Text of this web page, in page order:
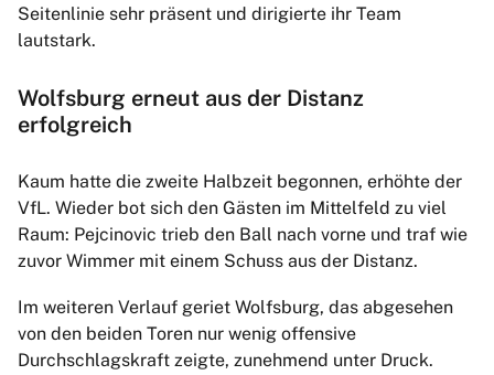
Seitenlinie sehr präsent und dirigierte ihr Team
lautstark.
Wolfsburg erneut aus der Distanz
erfolgreich
Kaum hatte die zweite Halbzeit begonnen, erhöhte der
VfL. Wieder bot sich den Gästen im Mittelfeld zu viel
Raum: Pejcinovic trieb den Ball nach vorne und traf wie
zuvor Wimmer mit einem Schuss aus der Distanz.
Im weiteren Verlauf geriet Wolfsburg, das abgesehen
von den beiden Toren nur wenig offensive
Durchschlagskraft zeigte, zunehmend unter Druck.